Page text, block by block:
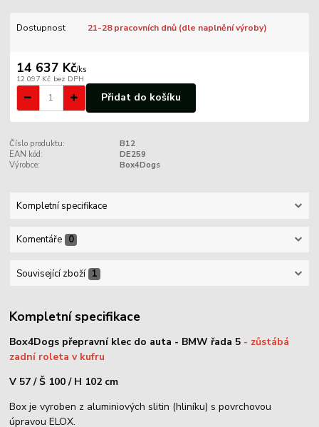
Dostupnost 21-28 pracovních dnů (dle naplnění výroby)
14 637 Kč/ks
12 097 Kč bez DPH
Přidat do košíku
Číslo produktu:
B12
EAN kód:
DE259
Výrobce:
Box4Dogs
Kompletní specifikace
Komentáře 0
Související zboží 1
Kompletní specifikace
Box4Dogs přepravní klec do auta - BMW řada 5 - zůstábá
zadní roleta v kufru
V 57 / Š 100 / H 102 cm
Box je vyroben z aluminiových slitin (hliníku) s povrchovou
úpravou ELOX.